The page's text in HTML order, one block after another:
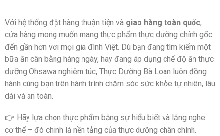
Với hệ thống đặt hàng thuận tiện và giao hàng toàn quốc,
cửa hàng mong muốn mang thực phẩm thực dưỡng chính gốc
đến gần hơn với mọi gia đình Việt. Dù bạn đang tìm kiếm một
bữa ăn cân bằng hàng ngày, hay đang áp dụng chế độ ăn thực
dưỡng Ohsawa nghiêm túc, Thực Dưỡng Bà Loan luôn đồng
hành cùng bạn trên hành trình chăm sóc sức khỏe tự nhiên, lâu
dài và an toàn.
👉 Hãy lựa chọn thực phẩm bằng sự hiểu biết và lắng nghe
cơ thể – đó chính là nền tảng của thực dưỡng chân chính.